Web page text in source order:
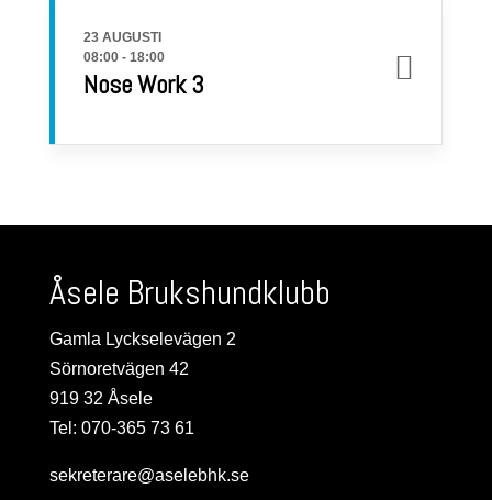
23 AUGUSTI
08:00- 18:00
Nose Work 3
Åsele Brukshundklubb
Gamla Lyckselevägen 2
Sörnoretvägen 42
919 32 Åsele
Tel: 070-365 73 61
sekreterare@aselebhk.se